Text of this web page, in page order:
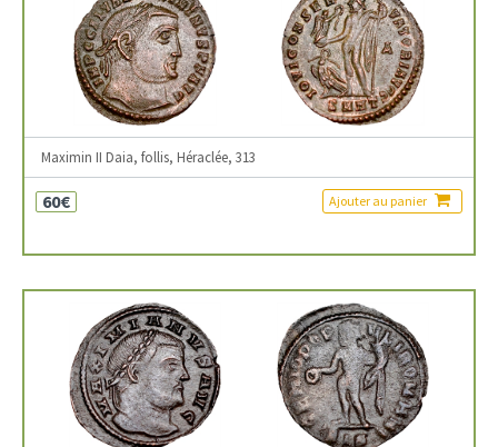
Maximin II Daia, follis, Héraclée, 313
60€ Ajouter au panier